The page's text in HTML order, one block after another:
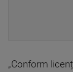
„Conform